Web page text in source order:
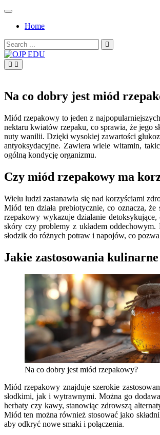
Skip
contentHome
Search
for:
Na co dobry jest miód
Miód rzepakowy to jeden z
nektaru kwiatów rzepaku, co sprawia, że jego
nuty wanilii. Dzięki wysokiej zawartości
antyoksydacyjne. Zawiera wiele witamin,
ogólną kondycję organizmu.
Czy miód rzepakowy ma
Wielu ludzi zastanawia się nad korzyściami
Miód ten działa prebiotycznie, co oznacza,
rzepakowy wykazuje działanie
skóry czy problemy z układem
słodzik do różnych potraw i napojów, co
Jakie zastosowania
Na co dobry jest miód rzepakowy?
Miód rzepakowy znajduje szerokie
słodkimi, jak i wytrawnymi. Można go
herbaty czy kawy, stanowiąc zdrowszą
Miód ten można również stosować jako
aby odkryć nowe smaki i połączenia.